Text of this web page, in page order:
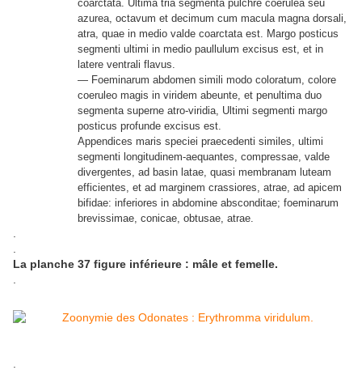
coarctata. Ultima tria segmenta pulchre coerulea seu
azurea, octavum et decimum cum macula magna dorsali,
atra, quae in medio valde coarctata est. Margo posticus
segmenti ultimi in medio paullulum excisus est, et in
latere ventrali flavus.
— Foeminarum abdomen simili modo coloratum, colore
coeruleo magis in viridem abeunte, et penultima duo
segmenta superne atro-viridia, Ultimi segmenti margo
posticus profunde excisus est.
Appendices maris speciei praecedenti similes, ultimi
segmenti longitudinem-aequantes, compressae, valde
divergentes, ad basin latae, quasi membranam luteam
efficientes, et ad marginem crassiores, atrae, ad apicem
bifidae: inferiores in abdomine absconditae; foeminarum
brevissimae, conicae, obtusae, atrae.
La planche 37 figure inférieure : mâle et femelle.